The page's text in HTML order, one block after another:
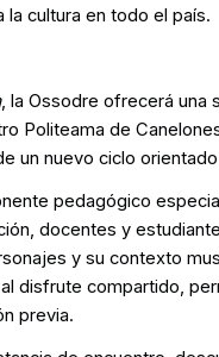
cultura en todo el país.
, la Ossodre ofrecerá una
Politeama de
un nuevo ciclo
pedagógico
docentes y
y su contexto
disfrute compartido,
previa.